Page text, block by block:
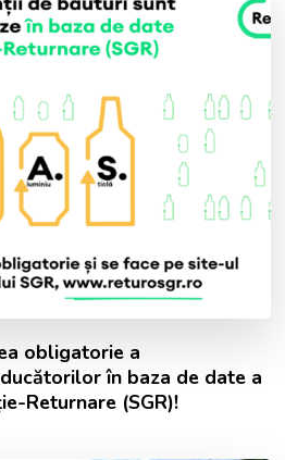
obligatorie a
în baza de date a
Returnare (SGR)!